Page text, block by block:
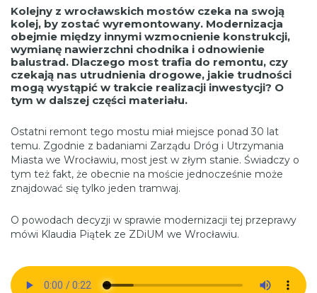
Kolejny z wrocławskich mostów czeka na swoją
kolej, by zostać wyremontowany. Modernizacja
obejmie między innymi wzmocnienie konstrukcji,
wymianę nawierzchni chodnika i odnowienie
balustrad. Dlaczego most trafia do remontu, czy
czekają nas utrudnienia drogowe, jakie trudności
mogą wystąpić w trakcie realizacji inwestycji? O
tym w dalszej części materiału.
Ostatni remont tego mostu miał miejsce ponad 30 lat
temu. Zgodnie z badaniami Zarządu Dróg i Utrzymania
Miasta we Wrocławiu, most jest w złym stanie. Świadczy o
tym też fakt, że obecnie na moście jednocześnie może
znajdować się tylko jeden tramwaj.
O powodach decyzji w sprawie modernizacji tej przeprawy
mówi Klaudia Piątek ze ZDiUM we Wrocławiu.